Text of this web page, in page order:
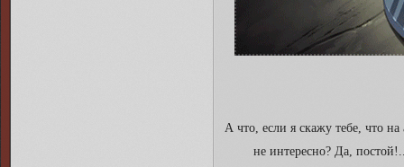
А что, если я скажу тебе, что
не интересно? Да,